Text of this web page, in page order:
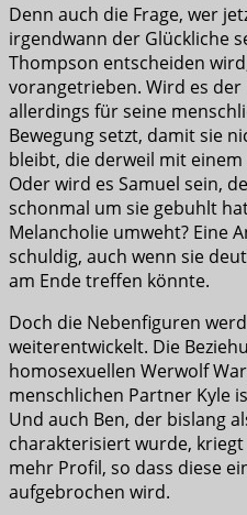
Denn auch die Frage, wer
irgendwann der Glückliche
Thompson entscheiden
vorangetrieben. Wird es
allerdings für seine
Bewegung setzt, damit sie
bleibt, die derweil mit
Oder wird es Samuel sein,
schonmal um sie gebuhlt
Melancholie umweht? Eine
schuldig, auch wenn sie
am Ende treffen könnte.
Doch die Nebenfiguren
weiterentwickelt. Die
homosexuellen Werwolf
menschlichen Partner Kyle
Und auch Ben, der bislang
charakterisiert wurde, kriegt
mehr Profil, so dass diese
aufgebrochen wird.